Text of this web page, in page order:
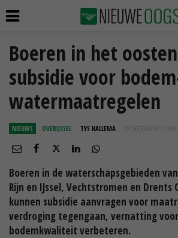
Boeren in het
subsidie voor
watermaatregelen
NIEUWS OVERIJSSEL TYS HALLEMA 07 OKT 2024 OM 11:09
Boeren in de waterschapsgebieden
Rijn en IJssel, Vechtstromen en Drents
kunnen subsidie aanvragen voor
verdroging tegengaan, vernatting
bodemkwaliteit verbeteren.